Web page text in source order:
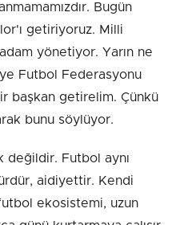
Bugün
getiriyoruz. Milli
adam yönetiyor. Yarın ne
Futbol Federasyonu
başkan getirelim. Çünkü
bunu söylüyor.
değildir. Futbol aynı
aidiyettir. Kendi
ekosistemi, uzun